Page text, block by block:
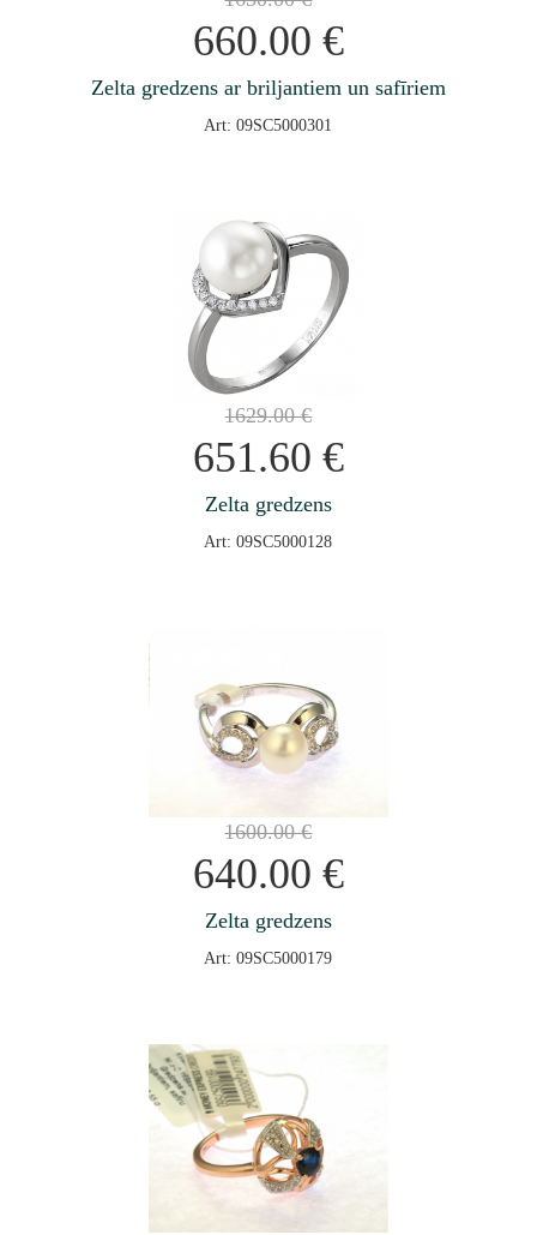
660.00 €
Zelta gredzens ar briljantiem un safīriem
Art: 09SC5000301
1629.00€
651.60 €
Zelta gredzens
Art: 09SC5000128
1600.00€
640.00 €
Zelta gredzens
Art: 09SC5000179